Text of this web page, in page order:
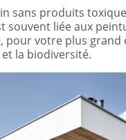
sans produits
liée aux
votre plus
la biodiversité.